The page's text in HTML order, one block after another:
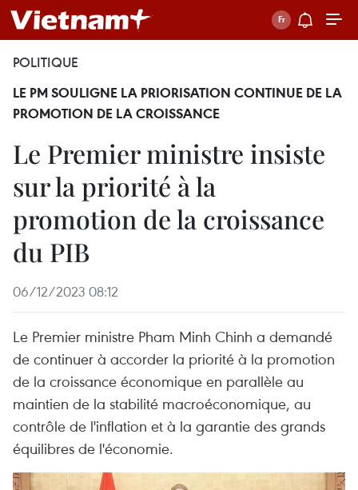
POLITIQUE
LE PM SOULIGNE LA PRIORISATION CONTINUE DE LA
PROMOTION DE LA CROISSANCE
Le Premier ministre insiste
sur la priorité à la
promotion de la croissance
du PIB
06/12/2023 08:12
Le Premier ministre Pham Minh Chinh a demandé
de continuer à accorder la priorité à la promotion
de la croissance économique en parallèle au
maintien de la stabilité macroéconomique, au
contrôle de l'inflation et à la garantie des grands
équilibres de l'économie.